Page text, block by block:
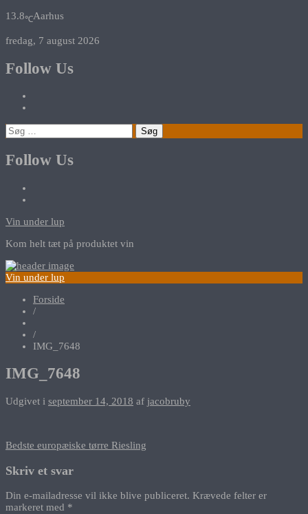
13.8℃Aarhus
fredag, 7 august 2026
Follow Us
Søg
efter:
Follow Us
Vin under lup
Kom helt tæt på produktet vin
Vin under lup
Forside
/
/
IMG_7648
IMG_7648
Udgivet i september 14, 2018 af jacobruby
Indlægsnavigation
Bedste europæiske tørre Riesling
Skriv et svar
Din e-mailadresse vil ikke blive publiceret. Krævede felter er
markeret med *